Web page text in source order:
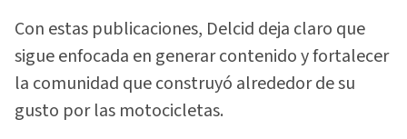
Con estas publicaciones, Delcid deja claro que
sigue enfocada en generar contenido y fortalecer
la comunidad que construyó alrededor de su
gusto por las motocicletas.